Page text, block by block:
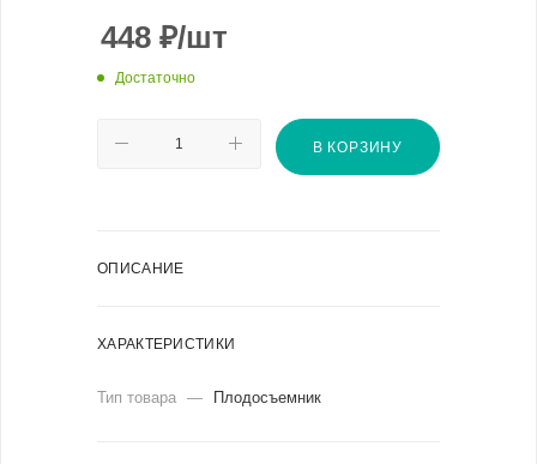
448 ₽/шт
Достаточно
В КОРЗИНУ
ОПИСАНИЕ
ХАРАКТЕРИСТИКИ
Тип товара — Плодосъемник